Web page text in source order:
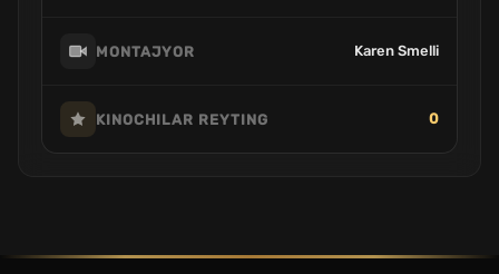
MONTAJYOR Karen Smelli
KINOCHILAR REYTING 0